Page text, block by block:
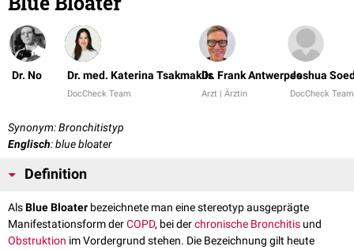
Dr. No Dr. med. Katerina Tsakmaklis
DocCheck Team
Dr. Frank Antwerpes
Arzt | Ärztin
Joshua
DocCheck Team
Synonym: Bronchitistyp
Englisch: blue bloater
Definition
AlsBlue Bloater bezeichnete man eine stereotyp ausgeprägte
Manifestationsform derCOPD, bei derchronische Bronchitis und
Obstruktion im Vordergrund stehen. Die Bezeichnung gilt heute